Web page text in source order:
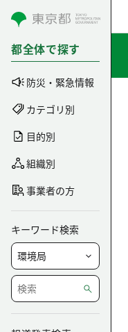
コンテンツにスキップ
都全体で探す
防災・緊急情報
カテゴリ別
目的別
組織別
事業者の方
キーワード検索